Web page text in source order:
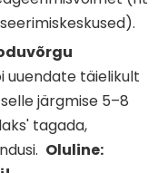
uuendate täielikult
järgmise 5–8
tagada,
Oluline: